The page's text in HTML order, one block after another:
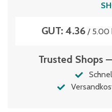
GUT: 4.36/ 5.00
Trusted Shops